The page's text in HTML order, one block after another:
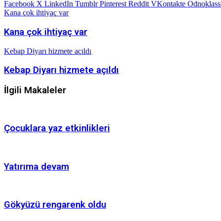
Facebook X LinkedIn Tumblr Pinterest Reddit VKontakte
Kana çok ihtiyaç var
Kana çok ihtiyaç var
Kebap Diyarı hizmete açıldı
Kebap Diyarı hizmete açıldı
İlgili Makaleler
Çocuklara yaz etkinlikleri
Yatırıma devam
Gökyüzü rengarenk oldu